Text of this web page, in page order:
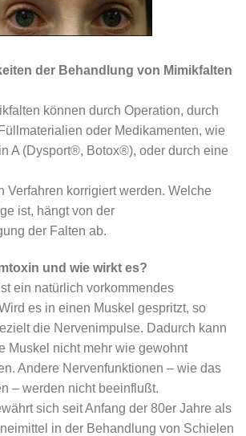
der Behandlung von Mimikfalten
können durch Operation, durch
oder Medikamenten, wie
A (Dysport®, Botox®), oder durch eine
Verfahren korrigiert werden. Welche
ist, hängt von der
der Falten ab.
und wie wirkt es?
ein natürlich vorkommendes
es in einen Muskel gespritzt, so
die Nervenimpulse. Dadurch kann
Muskel nicht mehr wie gewohnt
Andere Nervenfunktionen – wie das
– werden nicht beeinflußt.
sich seit Anfang der 80er Jahre als
in der Behandlung von Schielen